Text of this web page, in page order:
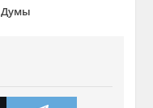
Думы